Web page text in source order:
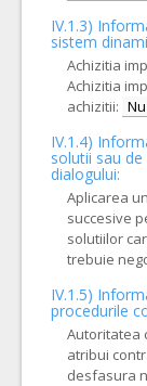
IV.1.3)
sistem
Achizitia
Achizitia
achizitii: Nu
IV.1.4)
solutii sau
dialogului:
Aplicarea
succesive
solutiilor
trebuie
IV.1.5)
procedurile
Autoritatea
atribui
desfasura